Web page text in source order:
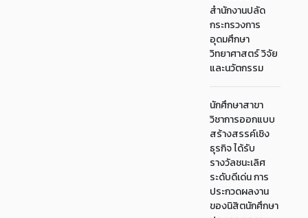
สำนักงานปลัด
กระทรวงการ
อุดมศึกษา
วิทยาศาสตร์ วิจัย
และนวัตกรรม
นักศึกษาสาขา
วิชาการออกแบบ
สร้างสรรค์เชิง
ธุรกิจ ได้รับ
รางวัลชนะเลิศ
ระดับดีเด่น การ
ประกวดผลงาน
ของนิสิตนักศึกษา